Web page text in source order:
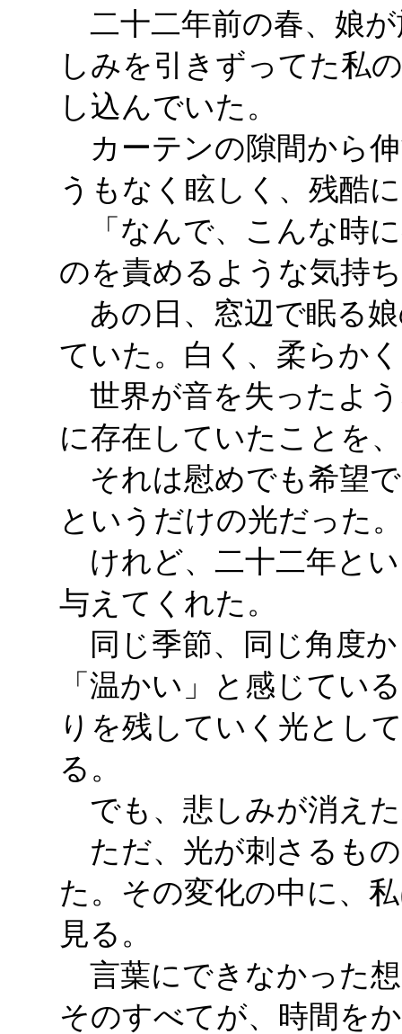
二十二年前の春、娘
しみを引きずってた私
し込んでいた。
カーテンの隙間から
うもなく眩しく、残酷
「なんで、こんな時
のを責めるような気持
あの日、窓辺で眠る
ていた。白く、柔らか
世界が音を失ったよ
に存在していたことを
それは慰めでも希望
というだけの光だった。
けれど、二十二年と
与えてくれた。
同じ季節、同じ角度
「温かい」と感じてい
りを残していく光とし
る。
でも、悲しみが消え
ただ、光が刺さるも
た。その変化の中に、
見る。
言葉にできなかった
そのすべてが、時間を